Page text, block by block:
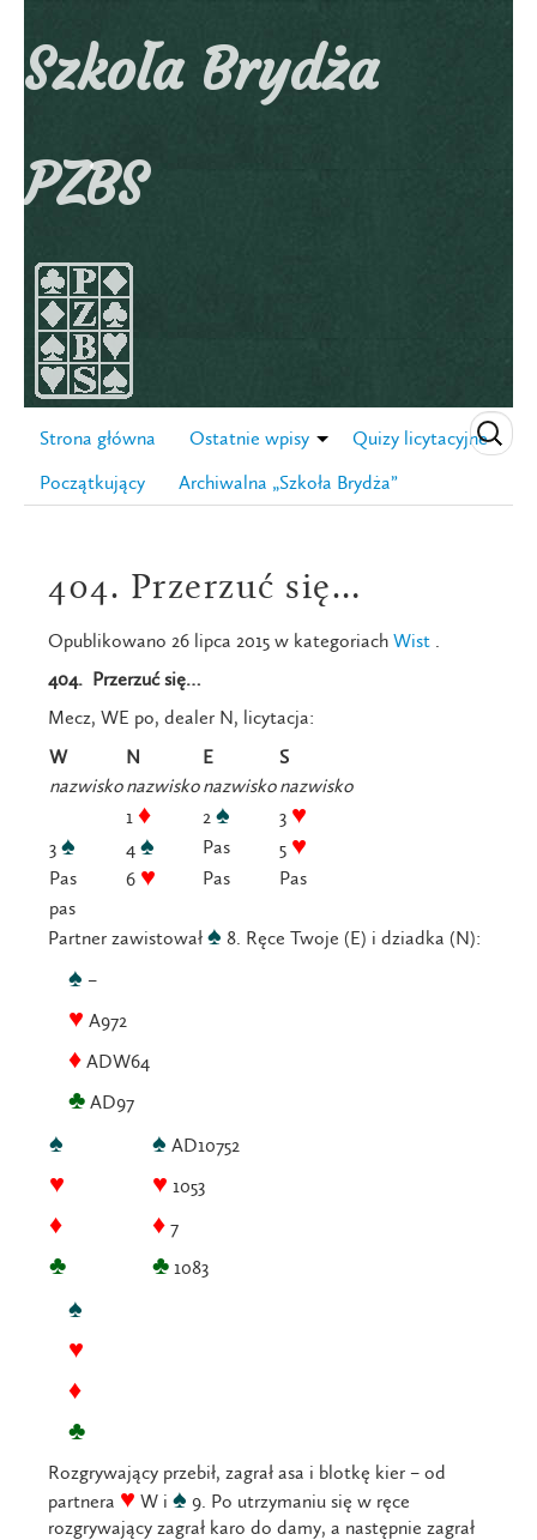
Szkoła Brydża
PZBS
Strona główna Ostatnie wpisy
Quizy licytacyjne
Początkujący
Archiwalna „Szkoła Brydża”
404. Przerzuć się…
Opublikowano 26 lipca 2015 w kategoriach Wist .
404. Przerzuć się…
Mecz, WE po, dealer N, licytacja:
W
N E
S
nazwiskonazwiskonazwiskonazwisko
1 ♦ 2 ♠ 3 ♥
3 ♠ 4 ♠ Pas 5 ♥
Pas 6 ♥ Pas
Pas
pas
Partner zawistował ♠ 8. Ręce Twoje (E) i dziadka (N):
♠ –
♥ A972
♦ ADW64
♣ AD97
♠
♥
♦
♣
♠ AD10752
♥ 1053
♦ 7
♣ 1083
♠
♥
♦
♣
Rozgrywający przebił, zagrał asa i blotkę kier – od
partnera ♥ W i ♠ 9. Po utrzymaniu się w ręce
rozgrywający zagrał karo do damy, a następnie zagrał